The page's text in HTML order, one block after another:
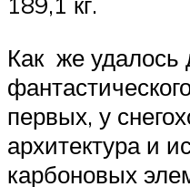
Как же удалось
первых, у
архитектура и
карбоновых